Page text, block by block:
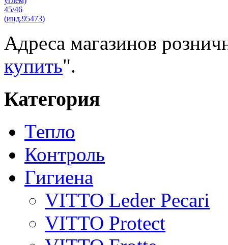
Адреса магазинов
купить".
Категория
Тепло
Контроль
Гигиена
VITTO Leder Pecari
VITTO Protect